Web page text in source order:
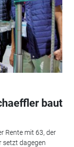
baut
Rente mit 63, der
setzt dagegen